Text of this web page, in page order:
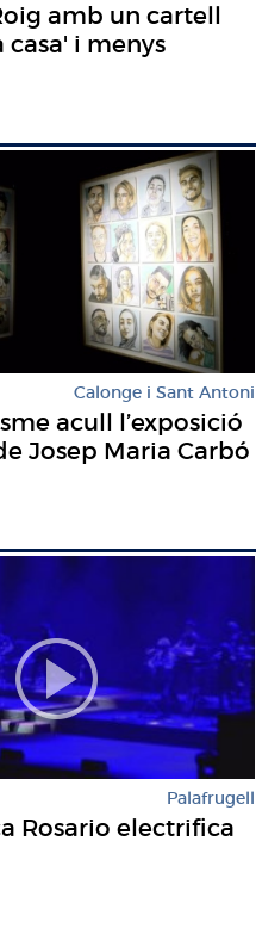
amb un cartell
casa' i menys
Calonge i Sant Antoni
acull l’exposició
Josep Maria Carbó
Palafrugell
Rosario electrifica